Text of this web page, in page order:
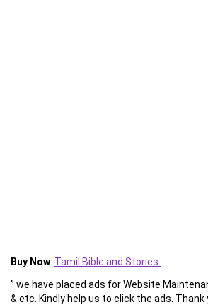
Buy Now: Tamil Bible and Stories
” we have placed ads for Website
& etc. Kindly help us to click the ads. Thank